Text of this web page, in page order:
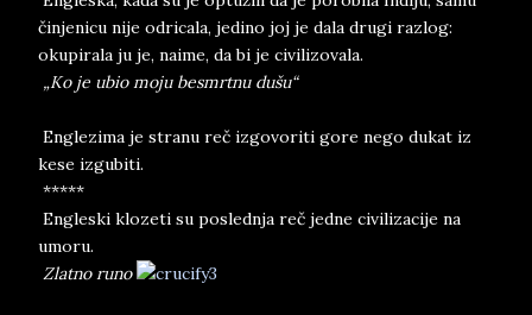
činjenicu nije odricala, jedino joj je dala drugi razlog:
okupirala ju je, naime, da bi je civilizovala.
„Ko je ubio moju besmrtnu dušu“
Englezima je stranu reč izgovoriti gore nego dukat iz
kese izgubiti.
*****
Engleski klozeti su poslednja reč jedne civilizacije na
umoru.
Zlatno runo